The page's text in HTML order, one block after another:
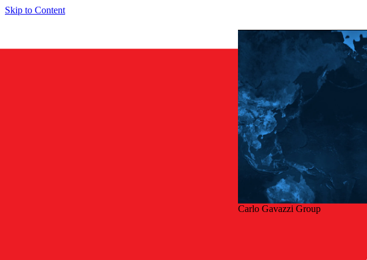
Skip to Content
Carlo Gavazzi Group